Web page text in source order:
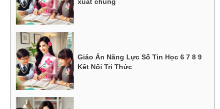
Giáo Án Năng Lực Số Tin Học 6 7 8 9
Kết Nối Tri Thức